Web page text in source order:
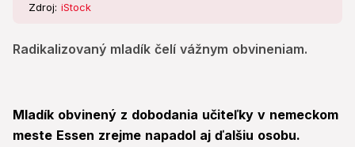
Zdroj: iStock
Radikalizovaný mladík čelí vážnym obvineniam.
Mladík obvinený z dobodania učiteľky v nemeckom
meste Essen zrejme napadol aj ďalšiu osobu.